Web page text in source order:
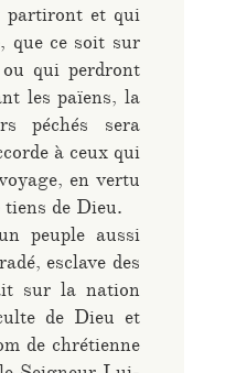
et qui
que ce soit sur
qui perdront
les païens, la
péchés sera
à ceux qui
en vertu
de Dieu.
peuple aussi
esclave des
sur la nation
de Dieu et
de chrétienne